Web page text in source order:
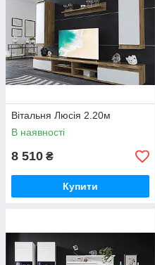
Вітальня Люсія 2.20м
В наявності
8 510 ₴
Купити